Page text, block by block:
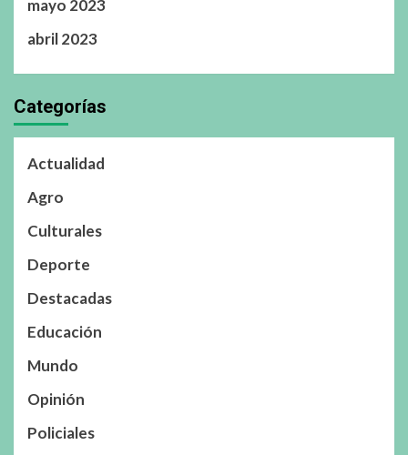
mayo 2023
abril 2023
Categorías
Actualidad
Agro
Culturales
Deporte
Destacadas
Educación
Mundo
Opinión
Policiales